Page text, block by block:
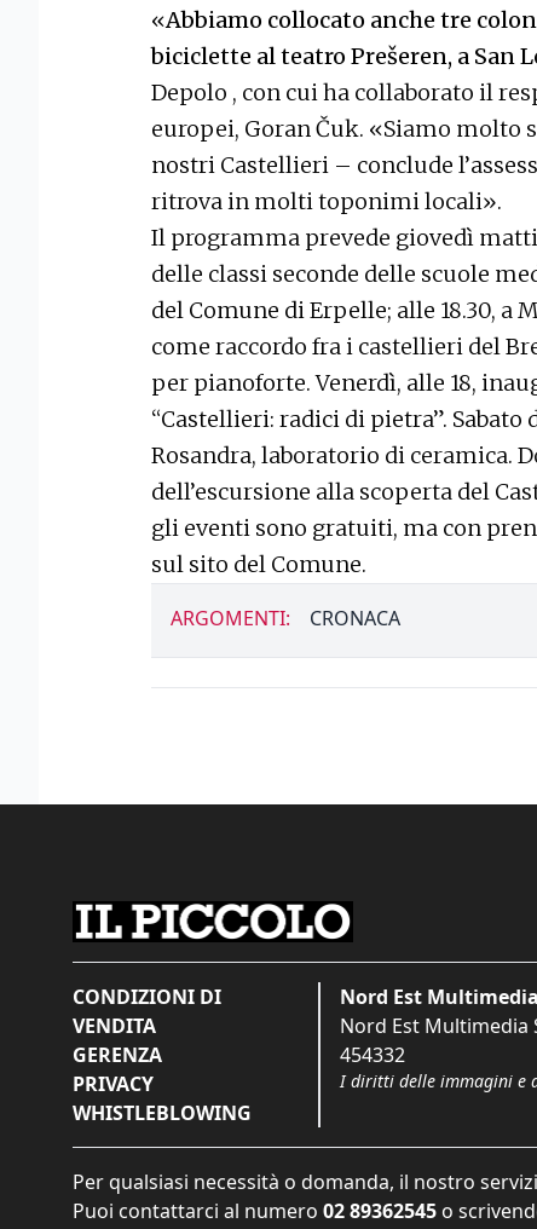
«Abbiamo collocato anche tre
biciclette al teatro Prešeren, a San
Depolo , con cui ha collaborato il
europei, Goran Čuk. «Siamo molto
nostri Castellieri – conclude
ritrova in molti toponimi locali».
Il programma prevede giovedì
delle classi seconde delle scuole
del Comune di Erpelle; alle 18.30,
come raccordo fra i castellieri del
per pianoforte. Venerdì, alle 18,
“Castellieri: radici di pietra”. Sabato
Rosandra, laboratorio di ceramica.
dell’escursione alla scoperta del
gli eventi sono gratuiti, ma con
sul sito del Comune.
ARGOMENTI: CRONACA
CONDIZIONI DI
VENDITA
GERENZA
PRIVACY
WHISTLEBLOWING
Nord Est
Nord Est Multimedia
454332
I diritti delle immagini e
Per qualsiasi necessità o domanda, il nostro
Puoi contattarci al numero 02 89362545 o